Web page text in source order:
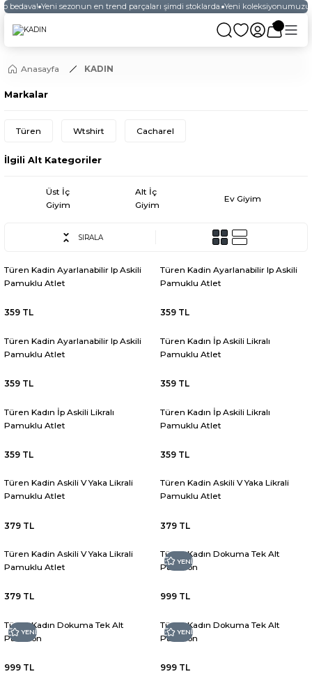
bedava! Yeni sezonun en trend parçaları şimdi stoklarda. Yeni koleksiyonumuzu
Anasayfa KADIN
Markalar
Türen Wtshirt Cacharel
İlgili Alt Kategoriler
Üst İç
Giyim
Alt İç
Giyim
Ev Giyim
SIRALA
Türen Kadin Ayarlanabilir Ip Askili
Pamuklu Atlet
359 TL
Türen Kadin Ayarlanabilir Ip Askili
Pamuklu Atlet
359 TL
Türen Kadin Ayarlanabilir Ip Askili
Pamuklu Atlet
359 TL
Türen Kadın İp Askili Likralı
Pamuklu Atlet
359 TL
Türen Kadın İp Askili Likralı
Pamuklu Atlet
359 TL
Türen Kadın İp Askili Likralı
Pamuklu Atlet
359 TL
Türen Kadin Askili V Yaka Likrali
Pamuklu Atlet
379 TL
Türen Kadin Askili V Yaka Likrali
Pamuklu Atlet
379 TL
Türen Kadin Askili V Yaka Likrali
Pamuklu Atlet
379 TL
YENİ
Türen Kadın Dokuma Tek Alt
Pantolon
999 TL
YENİ
Türen Kadın Dokuma Tek Alt
Pantolon
999 TL
YENİ
Türen Kadın Dokuma Tek Alt
Pantolon
999 TL